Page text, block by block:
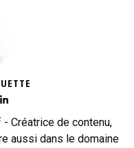
Créatrice de contenu,
aussi dans le domaine